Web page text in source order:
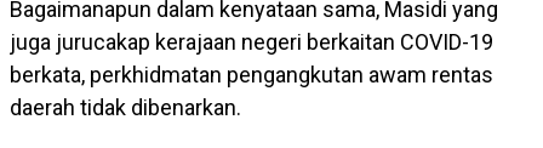
Bagaimanapun dalam kenyataan sama, Masidi yang
juga jurucakap kerajaan negeri berkaitan COVID-19
berkata, perkhidmatan pengangkutan awam rentas
daerah tidak dibenarkan.